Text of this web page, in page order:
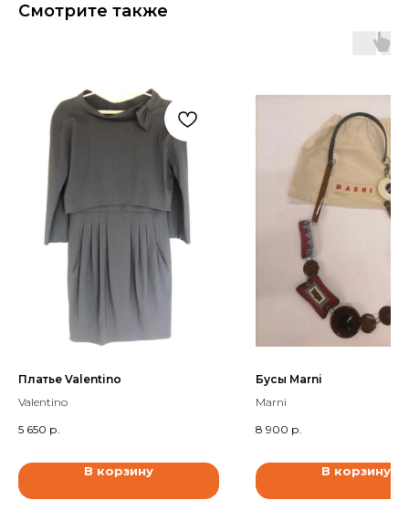
Смотрите также
Платье Valentino
Valentino
5 650 р.
В корзину
Бусы Marni
Marni
8 900 р.
В корзину